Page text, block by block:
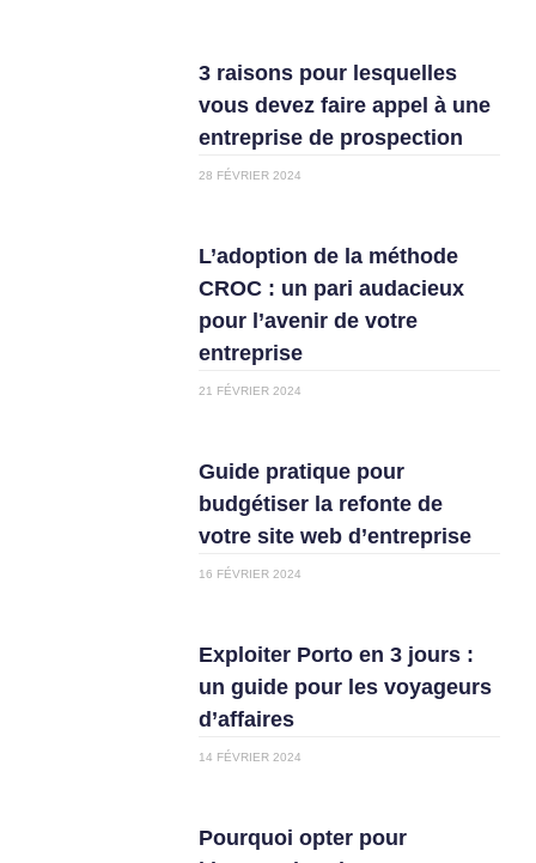
3 raisons pour lesquelles
vous devez faire appel à une
entreprise de prospection
28 FÉVRIER 2024
L’adoption de la méthode
CROC : un pari audacieux
pour l’avenir de votre
entreprise
21 FÉVRIER 2024
Guide pratique pour
budgétiser la refonte de
votre site web d’entreprise
16 FÉVRIER 2024
Exploiter Porto en 3 jours :
un guide pour les voyageurs
d’affaires
14 FÉVRIER 2024
Pourquoi opter pour